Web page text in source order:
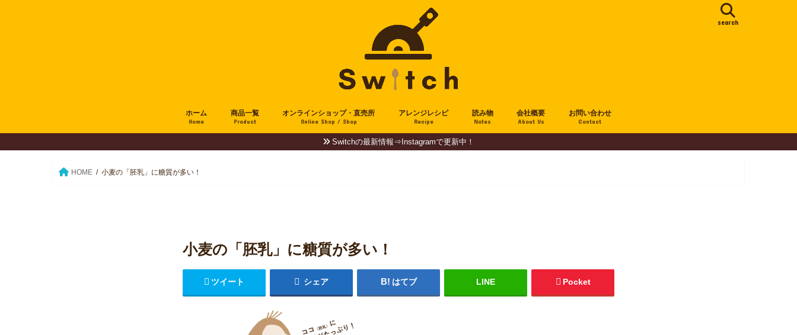
search
ホーム
Home
商品一覧
Product
オンラインショップ・直売所
Online Shop / Shop
アレンジレシピ
Recipe
読み物
Notes
会社概要
About Us
お問い合わせ
Contact
Switchの最新情報⇒Instagramで更新中！
HOME 小麦の「胚乳」に糖質が多い！
小麦の「胚乳」に糖質が多い！
ツイート シェア はてブ LINE Pocket